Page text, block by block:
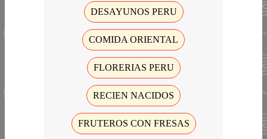
DESAYUNOS PERU
COMIDA ORIENTAL
FLORERIAS PERU
RECIEN NACIDOS
FRUTEROS CON FRESAS